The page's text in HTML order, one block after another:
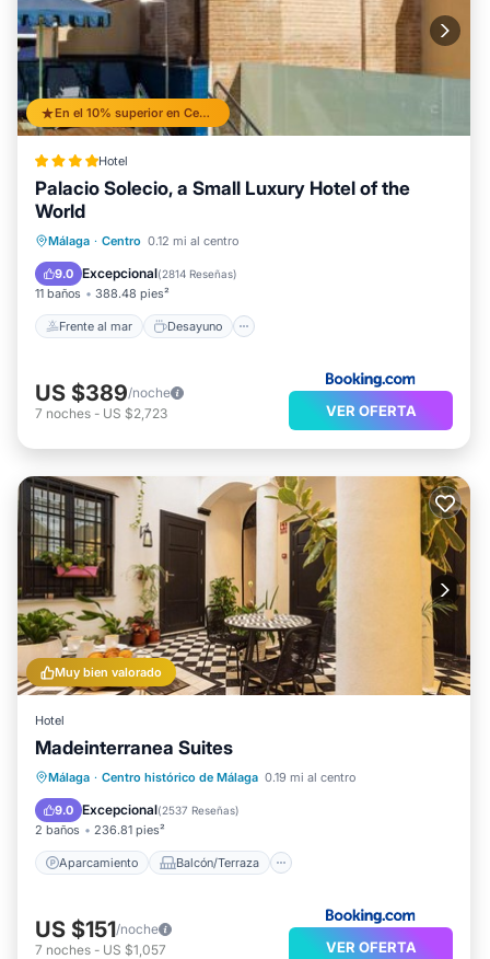
En el 10% superior en Centro
Hotel
Palacio Solecio, a Small Luxury Hotel of the
World
Málaga · Centro 0.12 mi al centro
9.0 Excepcional(2814 Reseñas)
11 baños 388.48 pies²
Frente al mar Desayuno
Frente al mar
Desayuno
Aparcamiento
Piscina
US $389/noche
7 noches - US $2,723 VER OFERTA
Muy bien valorado
Hotel
Madeinterranea Suites
Málaga · Centro histórico de Málaga 0.19 mi al centro
9.0 Excepcional(2537 Reseñas)
2 baños 236.81 pies²
Aparcamiento Balcón/Terraza
Aparcamiento
Balcón/Terraza
Cocina
Aire acondicionado
US $151/noche
7 noches - US $1,057 VER OFERTA